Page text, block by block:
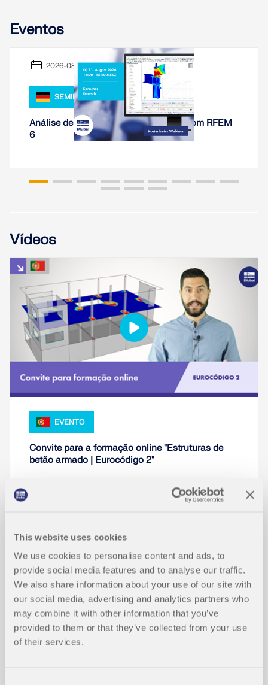
This website uses cookies
We use cookies to personalise content and ads, to
provide social media features and to analyse our traffic.
We also share information about your use of our site with
our social media, advertising and analytics partners who
may combine it with other information that you’ve
provided to them or that they’ve collected from your use
of their services.
Eventos
2026-08-11
SEMINÁRIO WEB,
Análise de rigidez de ligações de aço com RFEM
6
Vídeos
EVENTO
Convite para a formação online "Estruturas de
betão armado | Eurocódigo 2"
Ir para os modelos